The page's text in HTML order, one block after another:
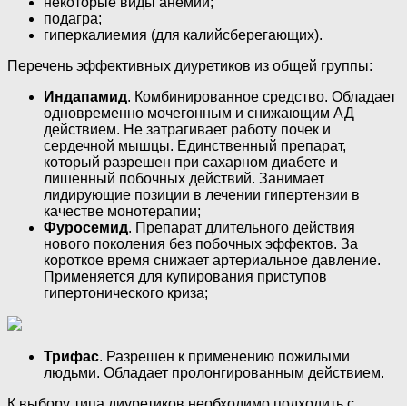
подагра;
гиперкалиемия (для калийсберегающих).
Перечень эффективных диуретиков из общей группы:
Индапамид. Комбинированное средство. Обладает
одновременно мочегонным и снижающим АД
действием. Не затрагивает работу почек и
сердечной мышцы. Единственный препарат,
который разрешен при сахарном диабете и
лишенный побочных действий. Занимает
лидирующие позиции в лечении гипертензии в
качестве монотерапии;
Фуросемид. Препарат длительного действия
нового поколения без побочных эффектов. За
короткое время снижает артериальное давление.
Применяется для купирования приступов
гипертонического криза;
Трифас. Разрешен к применению пожилыми
людьми. Обладает пролонгированным действием.